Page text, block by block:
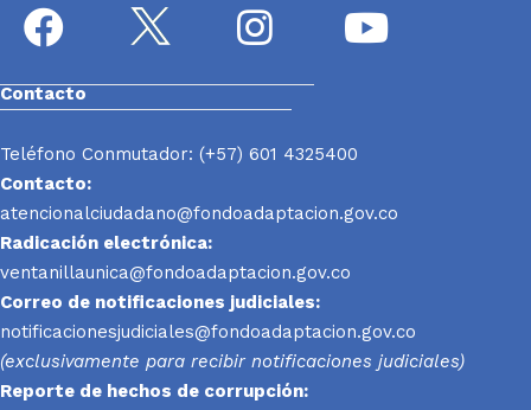
Contacto
Teléfono Conmutador: (+57) 601 4325400
Contacto:
atencionalciudadano@fondoadaptacion.gov.co
Radicación electrónica:
ventanillaunica@fondoadaptacion.gov.co
Correo de notificaciones judiciales:
notificacionesjudiciales@fondoadaptacion.gov.co
(exclusivamente para recibir notificaciones judiciales)
Reporte de hechos de corrupción: